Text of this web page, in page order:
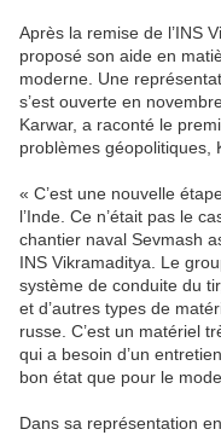
Après la remise de l’INS
proposé son aide en
moderne. Une
s’est ouverte en
Karwar, a raconté le
problèmes géopolitiques,
« C’est une nouvelle
l’Inde. Ce n’était pas le
chantier naval Sevmash
INS Vikramaditya. Le
système de conduite du
et d’autres types de
russe. C’est un matériel
qui a besoin d’un
bon état que pour le
Dans sa représentation